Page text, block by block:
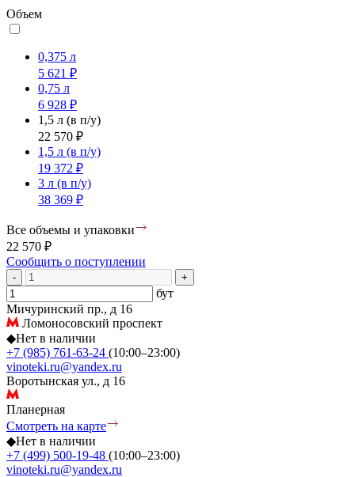
Объем
0,375 л
5 621 ₽
0,75 л
6 928 ₽
1,5 л (в п/у)
22 570 ₽
1,5 л (в п/у)
19 372 ₽
3 л (в п/у)
38 369 ₽
Все объемы и упаковки
22 570 ₽
Сообщить о поступлении
- +
бут
Мичуринский пр., д 16
Ломоносовский проспект
◆Нет в наличии
+7 (985) 761-63-24 (10:00–23:00)
vinoteki.ru@yandex.ru
Воротынская ул., д 16
Планерная
Смотреть на карте
◆Нет в наличии
+7 (499) 500-19-48 (10:00–23:00)
vinoteki.ru@yandex.ru